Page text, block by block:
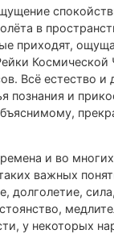
в
приходят,
Космической
Всё естество и
познания и
и во
важных
долголетие,
у некоторых